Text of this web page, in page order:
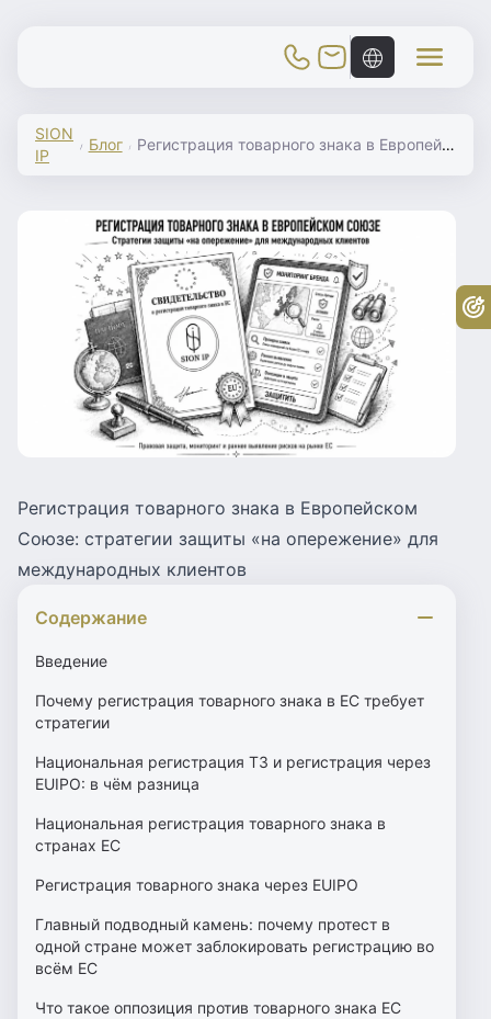
Toggle Mobile Menu
SION
IP
Блог Регистрация товарного знака в Европейском Союзе: стратегии защиты «на опережение» для международных клиентов
Регистрация товарного знака в Европейском
Союзе: стратегии защиты «на опережение» для
международных клиентов
Содержание
Введение
Почему регистрация товарного знака в ЕС требует
стратегии
Национальная регистрация ТЗ и регистрация через
EUIPO: в чём разница
Национальная регистрация товарного знака в
странах ЕС
Регистрация товарного знака через EUIPO
Главный подводный камень: почему протест в
одной стране может заблокировать регистрацию во
всём ЕС
Что такое оппозиция против товарного знака ЕС